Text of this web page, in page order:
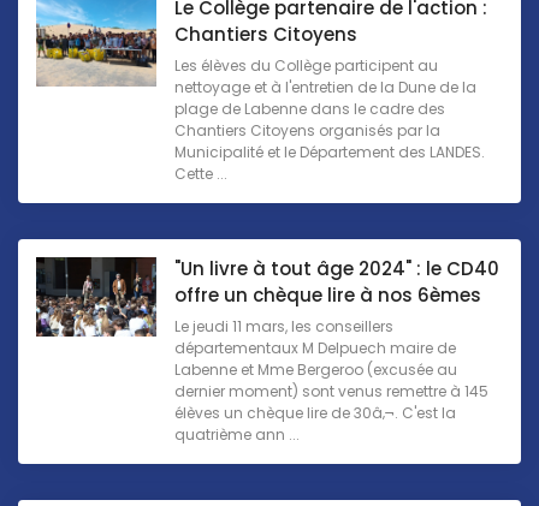
Le Collège partenaire de l'action :
Chantiers Citoyens
Les élèves du Collège participent au
nettoyage et à l'entretien de la Dune de la
plage de Labenne dans le cadre des
Chantiers Citoyens organisés par la
Municipalité et le Département des LANDES.
Cette ...
"Un livre à tout âge 2024" : le CD40
offre un chèque lire à nos 6èmes
Le jeudi 11 mars, les conseillers
départementaux M Delpuech maire de
Labenne et Mme Bergeroo (excusée au
dernier moment) sont venus remettre à 145
élèves un chèque lire de 30â‚¬. C'est la
quatrième ann ...